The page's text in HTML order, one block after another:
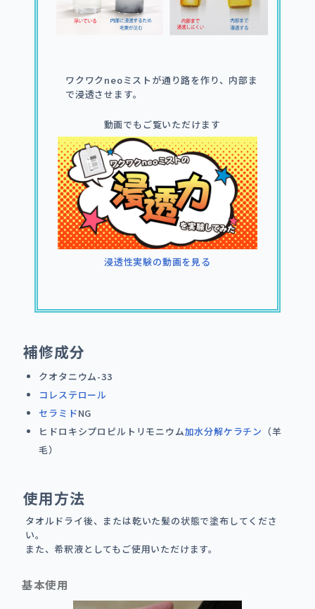
ワクワクneoミストが通り路を作り、内部ま
で浸透させます。
動画でもご覧いただけます
浸透性実験の動画を見る
補修成分
クオタニウム-33
コレステロール
セラミドNG
ヒドロキシプロピルトリモニウム加水分解ケラチン （羊
毛）
使用方法
タオルドライ後、または乾いた髪の状態で塗布してくださ
い。
また、希釈液としてもご使用いただけます。
基本使用